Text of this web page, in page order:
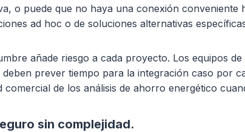
o puede que no haya una conexión conveniente
ad hoc o de soluciones alternativas
añade riesgo a cada proyecto. Los equipos
prever tiempo para la integración caso por
de los análisis de ahorro energético
sin complejidad.